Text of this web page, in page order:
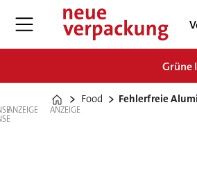
Grüne
Home
Food Fehlerfreie
ANZEIGE ANZEIGE